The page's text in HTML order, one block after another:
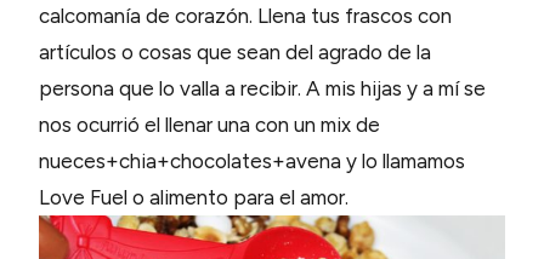
calcomanía de corazón. Llena tus frascos con
artículos o cosas que sean del agrado de la
persona que lo valla a recibir. A mis hijas y a mí se
nos ocurrió el llenar una con un mix de
nueces+chia+chocolates+avena y lo llamamos
Love Fuel o alimento para el amor.